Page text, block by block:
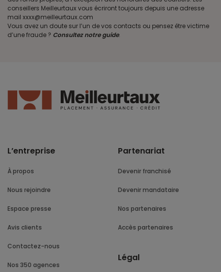
conseillers Meilleurtaux vous écriront toujours depuis une adresse
mail xxxx@meilleurtaux.com
Vous avez un doute sur l’un de vos contacts ou pensez être victime
d’une fraude ? Consultez notre guide.
L’entreprise
À propos
Nous rejoindre
Espace presse
Avis clients
Contactez-nous
Nos 350 agences
Partenariat
Devenir franchisé
Devenir mandataire
Nos partenaires
Accès partenaires
Légal